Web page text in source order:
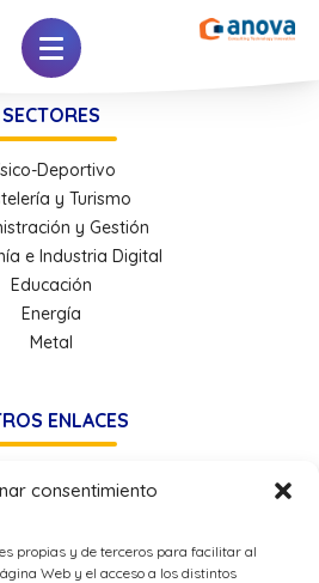
consentimiento
propias y de terceros para facilitar al
Web y el acceso a los distintos
SECTORES
Deportivo
y Turismo
y Gestión
e Industria Digital
Educación
Energía
Metal
ENLACES
de Cookies
Aviso Legal